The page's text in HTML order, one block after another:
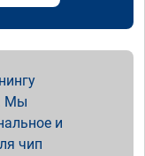
Мы
и
чип